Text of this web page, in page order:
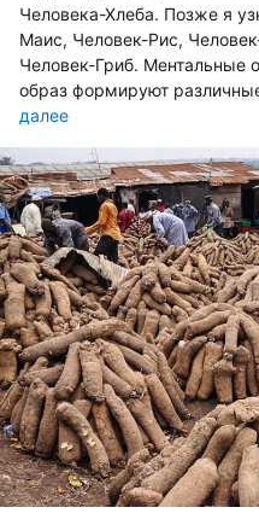
Человека-Хлеба. Позже я
Маис, Человек-Рис,
Человек-Гриб. Ментальные
образ формируют
далее